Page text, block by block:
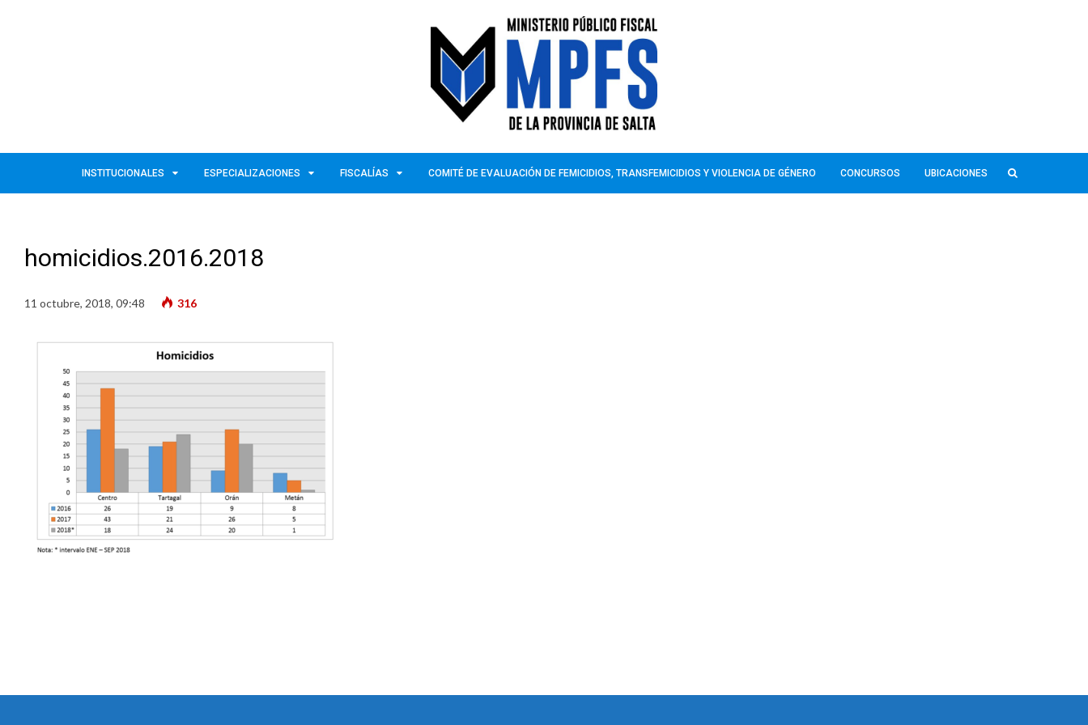
INSTITUCIONALES ESPECIALIZACIONES FISCALÍAS COMITÉ DE EVALUACIÓN DE FEMICIDIOS, TRANSFEMICIDIOS Y VIOLENCIA DE GÉNERO CONCURSOS UBICACIONES
homicidios.2016.2018
11 octubre, 2018, 09:48 316